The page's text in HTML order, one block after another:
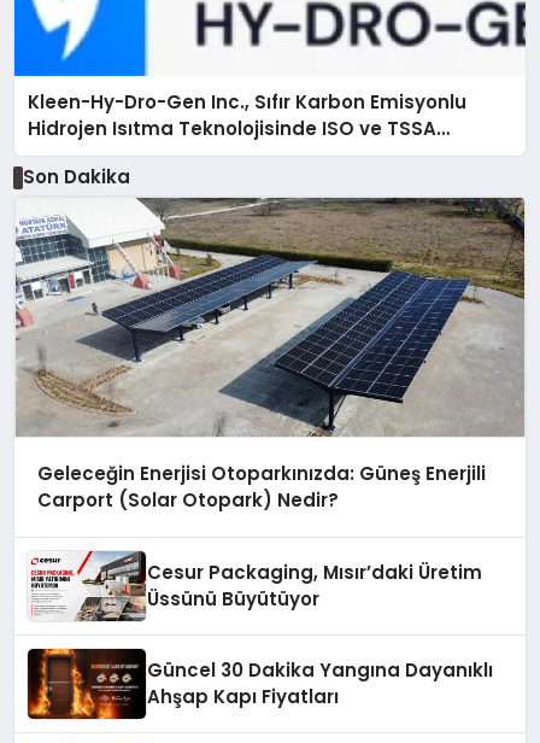
Kleen-Hy-Dro-Gen Inc., Sıfır Karbon Emisyonlu
Hidrojen Isıtma Teknolojisinde ISO ve TSSA
Düzenleyici Onaylarını Aldı
Son Dakika
Geleceğin Enerjisi Otoparkınızda: Güneş Enerjili
Carport (Solar Otopark) Nedir?
Cesur Packaging, Mısır’daki Üretim
Üssünü Büyütüyor
Güncel 30 Dakika Yangına Dayanıklı
Ahşap Kapı Fiyatları